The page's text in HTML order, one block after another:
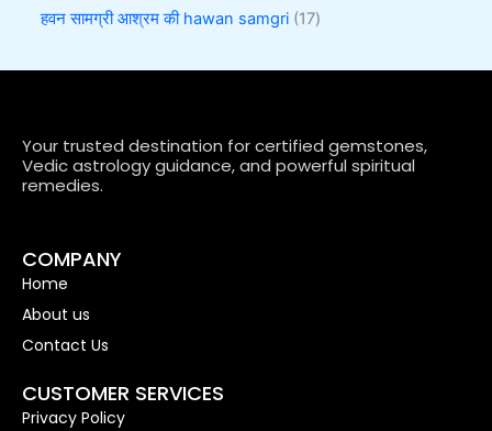
हवन सामग्री आश्रम की hawan samgri 17
Your trusted destination for certified gemstones,
Vedic astrology guidance, and powerful spiritual
remedies.
COMPANY
Home
About us
Contact Us
CUSTOMER SERVICES
Privacy Policy